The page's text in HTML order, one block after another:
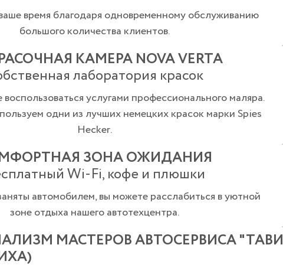
время благодаря одновременному обслуживанию
большого количества клиентов.
КАМЕРА NOVA VERTA
лаборатория красок
услугами профессионального маляра.
одни из лучших немецких красок марки Spies
Hecker.
ЗОНА ОЖИДАНИЯ
Wi-Fi, кофе и плюшки
автомобилем, вы можете расслабиться в уютной
зоне отдыха нашего автотехцентра.
МАСТЕРОВ АВТОСЕРВИСА "ТАВИ